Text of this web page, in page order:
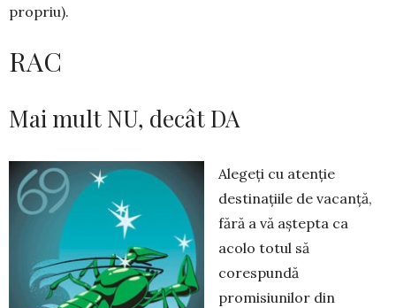
propriu).
RAC
Mai mult NU, decât DA
Alegeți cu atenție
destinațiile de vacanță,
fără a vă aștepta ca
acolo totul să
corespundă
promisiunilor din